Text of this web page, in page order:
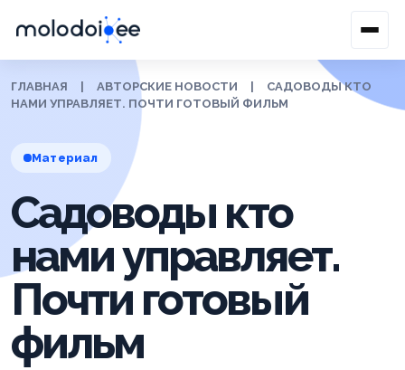
ГЛАВНАЯ АВТОРСКИЕ НОВОСТИ
САДОВОДЫ КТО
НАМИ УПРАВЛЯЕТ. ПОЧТИ ГОТОВЫЙ ФИЛЬМ
Материал
Садоводы кто
нами управляет.
Почти готовый
фильм